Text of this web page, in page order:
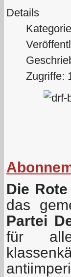
Details
Zugriffe:
Die
das
Partei
für